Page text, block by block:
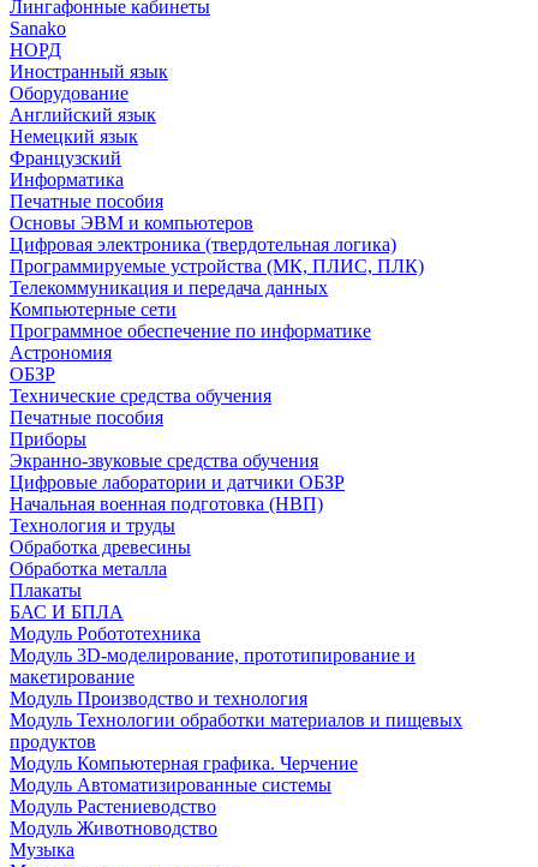
Лингафонные кабинеты
Sanako
НОРД
Иностранный язык
Оборудование
Английский язык
Немецкий язык
Французский
Информатика
Печатные пособия
Основы ЭВМ и компьютеров
Цифровая электроника (твердотельная логика)
Программируемые устройства (МК, ПЛИС, ПЛК)
Телекоммуникация и передача данных
Компьютерные сети
Программное обеспечение по информатике
Астрономия
ОБЗР
Технические средства обучения
Печатные пособия
Приборы
Экранно-звуковые средства обучения
Цифровые лаборатории и датчики ОБЗР
Начальная военная подготовка (НВП)
Технология и труды
Обработка древесины
Обработка металла
Плакаты
БАС И БПЛА
Модуль Робототехника
Модуль 3D-моделирование, прототипирование и
макетирование
Модуль Производство и технология
Модуль Технологии обработки материалов и пищевых
продуктов
Модуль Компьютерная графика. Черчение
Модуль Автоматизированные системы
Модуль Растениеводство
Модуль Животноводство
Музыка